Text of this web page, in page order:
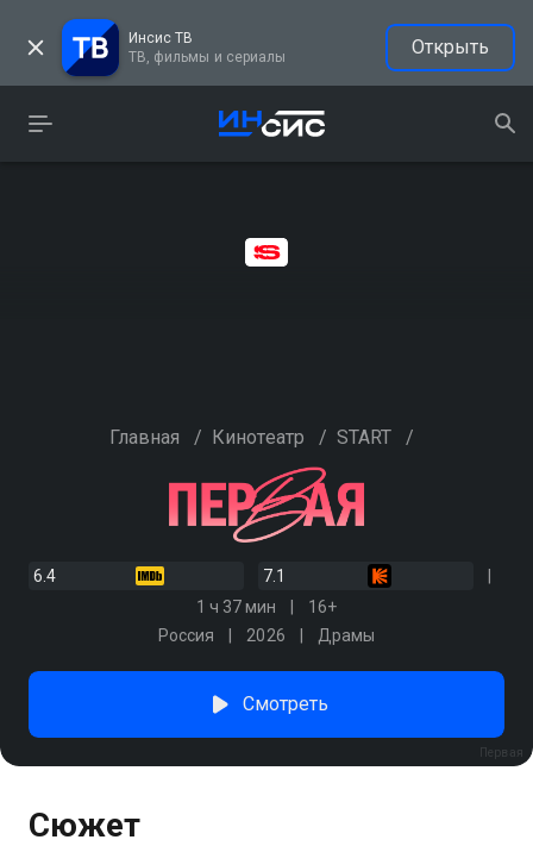
Инсис ТВ
ТВ, фильмы и сериалы
Открыть
Главная / Кинотеатр / START /
6.4
7.1
1 ч 37 мин
16+
Россия
2026 Драмы
Первая
Смотреть
Сюжет